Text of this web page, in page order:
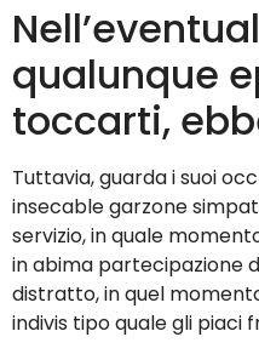
qualunque
toccarti,
Tuttavia, guarda i suoi
insecable garzone
servizio, in quale
in abima partecipazione
distratto, in quel
indivis tipo quale gli piaci